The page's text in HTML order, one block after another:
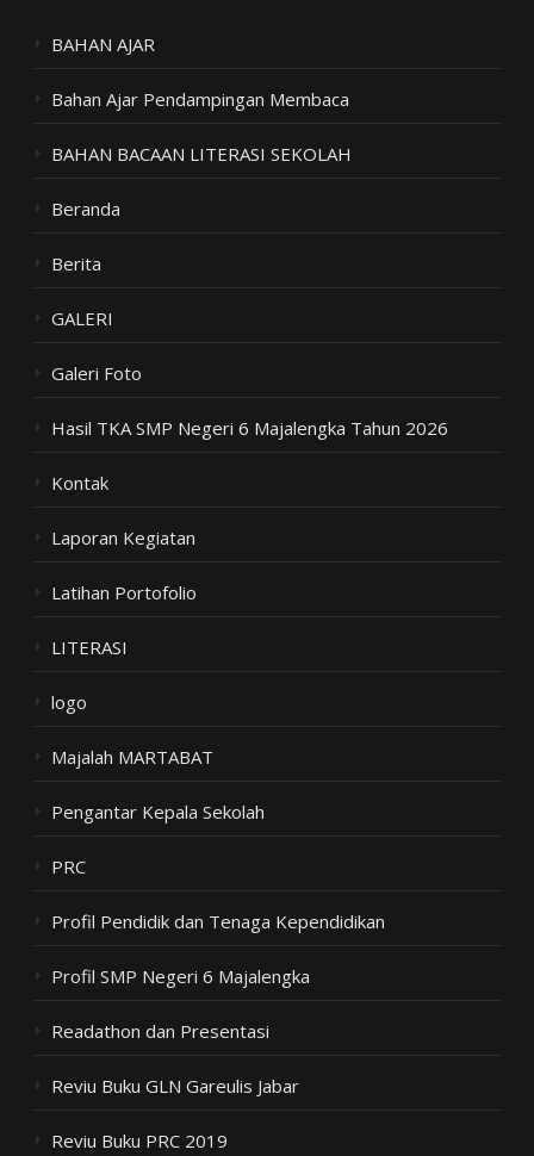
BAHAN AJAR
Bahan Ajar Pendampingan Membaca
BAHAN BACAAN LITERASI SEKOLAH
Beranda
Berita
GALERI
Galeri Foto
Hasil TKA SMP Negeri 6 Majalengka Tahun 2026
Kontak
Laporan Kegiatan
Latihan Portofolio
LITERASI
logo
Majalah MARTABAT
Pengantar Kepala Sekolah
PRC
Profil Pendidik dan Tenaga Kependidikan
Profil SMP Negeri 6 Majalengka
Readathon dan Presentasi
Reviu Buku GLN Gareulis Jabar
Reviu Buku PRC 2019